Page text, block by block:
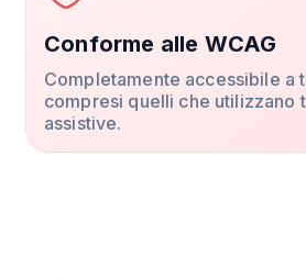
Conforme alle WCAG
Completamente accessibile a
compresi quelli che utilizzano
assistive.